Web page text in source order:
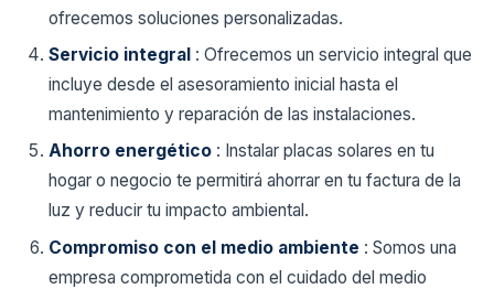
ofrecemos soluciones personalizadas.
Servicio integral : Ofrecemos un servicio integral que
incluye desde el asesoramiento inicial hasta el
mantenimiento y reparación de las instalaciones.
Ahorro energético : Instalar placas solares en tu
hogar o negocio te permitirá ahorrar en tu factura de la
luz y reducir tu impacto ambiental.
Compromiso con el medio ambiente : Somos una
empresa comprometida con el cuidado del medio